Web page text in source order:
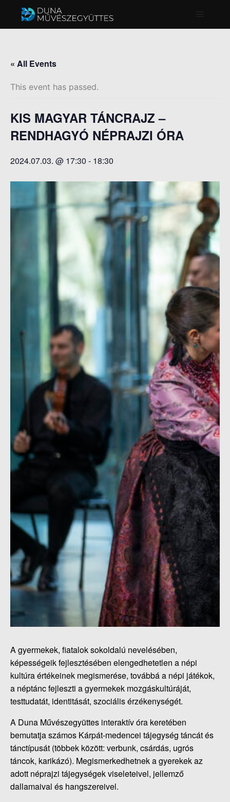
Főmenü
« All Events
This event has passed.
KIS MAGYAR TÁNCRAJZ –
RENDHAGYÓ NÉPRAJZI ÓRA
2024.07.03. @ 17:30 - 18:30
A gyermekek, fiatalok sokoldalú nevelésében,
képességeik fejlesztésében elengedhetetlen a népi
kultúra értékeinek megismerése, továbbá a népi játékok,
a néptánc fejleszti a gyermekek mozgáskultúráját,
testtudatát, identitását, szociális érzékenységét.
A Duna Művészegyüttes interaktív óra keretében
bemutatja számos Kárpát-medencei tájegység táncát és
tánctípusát (többek között: verbunk, csárdás, ugrós
táncok, karikázó). Megismerkedhetnek a gyerekek az
adott néprajzi tájegységek viseleteivel, jellemző
dallamaival és hangszereivel.